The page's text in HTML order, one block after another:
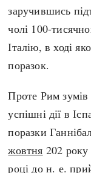
заручившись
чолі 100-
Італію, в ході
поразок.
Проте Рим зумів
успішні дії в
поразки
жовтня 202
році до н. е.